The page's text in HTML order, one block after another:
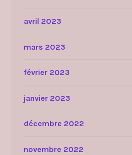
avril 2023
mars 2023
février 2023
janvier 2023
décembre 2022
novembre 2022